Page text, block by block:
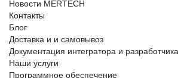
Новости MERTECH
Контакты
Блог
Доставка и и самовывоз
Документация интегратора и разработчика
Наши услуги
Программное обеспечение